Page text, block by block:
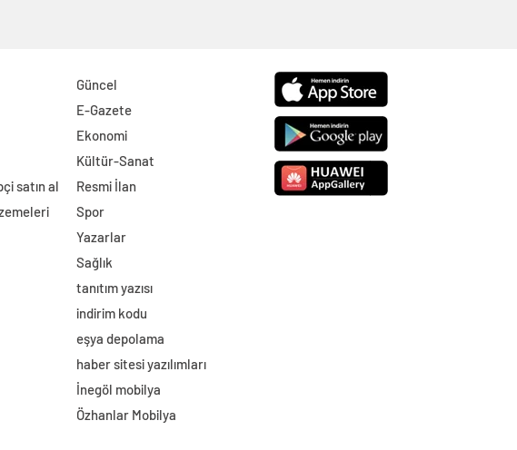
satın al
Güncel
E-Gazete
Ekonomi
Kültür-Sanat
Resmi İlan
Spor
Yazarlar
Sağlık
tanıtım yazısı
indirim kodu
eşya depolama
haber sitesi yazılımları
İnegöl mobilya
Özhanlar Mobilya